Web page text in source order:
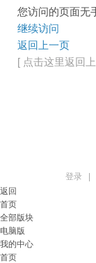
您访问的页面无
继续访问
返回上一页
[ 点击这里返回
登录
返回
首页
全部版块
电脑版
我的中心
首页